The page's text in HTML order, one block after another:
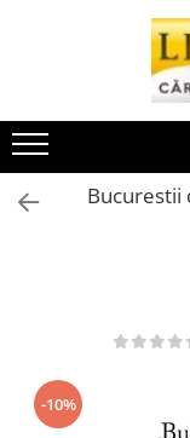
Toate Produsele
CARTI
Arta, arhitectura si
Arhitectura
Memorii si jurnale
Teorie si critica
Bucurestii
-10%